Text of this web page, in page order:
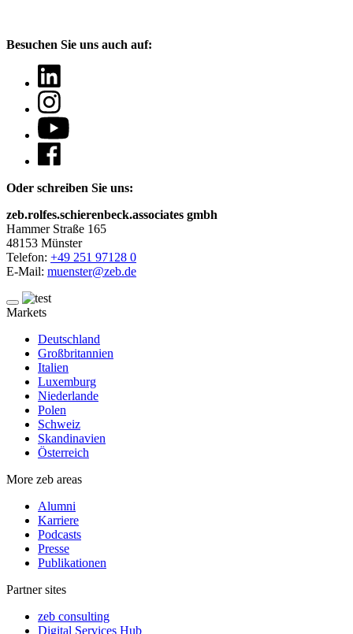
Besuchen Sie uns auch auf:
Oder schreiben Sie uns:
zeb.rolfes.schierenbeck.associates gmbh
Hammer Straße 165
48153 Münster
Telefon: +49 251 97128 0
E-Mail: muenster@zeb.de
Markets
Deutschland
Großbritannien
Italien
Luxemburg
Niederlande
Polen
Schweiz
Skandinavien
Österreich
More zeb areas
Alumni
Karriere
Podcasts
Presse
Publikationen
Partner sites
zeb consulting
Digital Services Hub